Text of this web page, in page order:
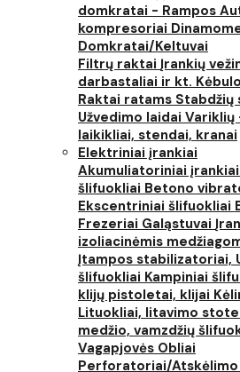
domkratai - Rampos
kompresoriai
Domkratai/Keltuvai
Filtrų raktai Įrankių
darbastaliai ir kt.
Raktai ratams Stabdžių
Užvedimo laidai Variklių
laikikliai, stendai, kranai
Elektriniai įrankiai
Akumuliatoriniai įrankiai
šlifuokliai Betono
Ekscentriniai šlifuokliai
Frezeriai Galąstuvai
izoliacinėmis
Įtampos stabilizatoriai,
šlifuokliai Kampiniai
klijų pistoletai, klijai
Lituokliai, litavimo
medžio, vamzdžių
Vagapjovės Obliai
Perforatoriai/